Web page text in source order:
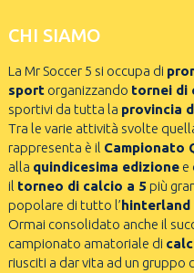
CHI SIAMO
La Mr Soccer 5 si occupa di
sportorganizzando tornei di
sportivi da tutta la provincia
Tra le varie attività svolte
rappresenta è il Campionato
alla quindicesima edizionee
il torneo di calcio a 5 più
popolare di tutto l’
Ormai consolidato anche il
campionato amatoriale di
riusciti a dar vita ad un gruppo